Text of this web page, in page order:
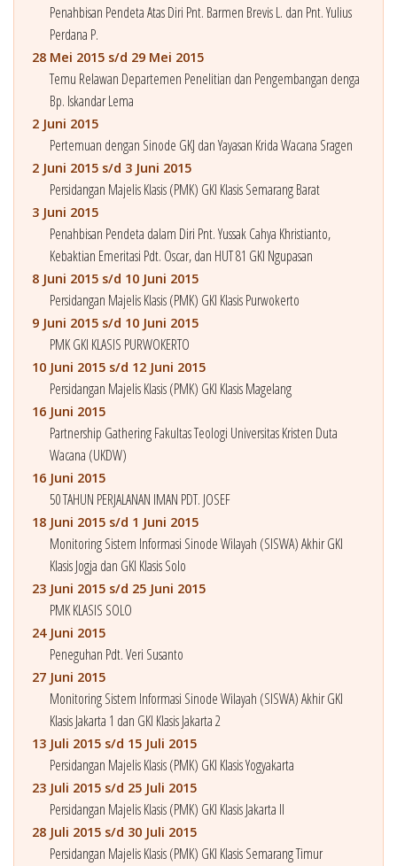
Penahbisan Pendeta Atas Diri Pnt. Barmen Brevis L. dan Pnt. Yulius
Perdana P.
28 Mei 2015 s/d 29 Mei 2015
Temu Relawan Departemen Penelitian dan Pengembangan denga
Bp. Iskandar Lema
2 Juni 2015
Pertemuan dengan Sinode GKJ dan Yayasan Krida Wacana Sragen
2 Juni 2015 s/d 3 Juni 2015
Persidangan Majelis Klasis (PMK) GKI Klasis Semarang Barat
3 Juni 2015
Penahbisan Pendeta dalam Diri Pnt. Yussak Cahya Khristianto,
Kebaktian Emeritasi Pdt. Oscar, dan HUT 81 GKI Ngupasan
8 Juni 2015 s/d 10 Juni 2015
Persidangan Majelis Klasis (PMK) GKI Klasis Purwokerto
9 Juni 2015 s/d 10 Juni 2015
PMK GKI KLASIS PURWOKERTO
10 Juni 2015 s/d 12 Juni 2015
Persidangan Majelis Klasis (PMK) GKI Klasis Magelang
16 Juni 2015
Partnership Gathering Fakultas Teologi Universitas Kristen Duta
Wacana (UKDW)
16 Juni 2015
50 TAHUN PERJALANAN IMAN PDT. JOSEF
18 Juni 2015 s/d 1 Juni 2015
Monitoring Sistem Informasi Sinode Wilayah (SISWA) Akhir GKI
Klasis Jogja dan GKI Klasis Solo
23 Juni 2015 s/d 25 Juni 2015
PMK KLASIS SOLO
24 Juni 2015
Peneguhan Pdt. Veri Susanto
27 Juni 2015
Monitoring Sistem Informasi Sinode Wilayah (SISWA) Akhir GKI
Klasis Jakarta 1 dan GKI Klasis Jakarta 2
13 Juli 2015 s/d 15 Juli 2015
Persidangan Majelis Klasis (PMK) GKI Klasis Yogyakarta
23 Juli 2015 s/d 25 Juli 2015
Persidangan Majelis Klasis (PMK) GKI Klasis Jakarta II
28 Juli 2015 s/d 30 Juli 2015
Persidangan Majelis Klasis (PMK) GKI Klasis Semarang Timur